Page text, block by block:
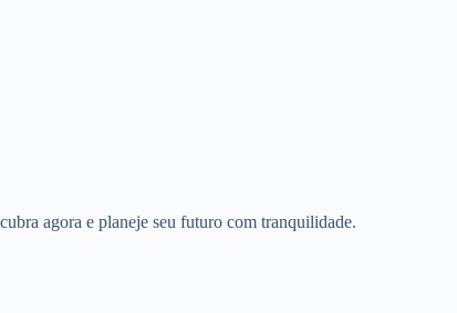
agora e planeje seu futuro com tranquilidade.